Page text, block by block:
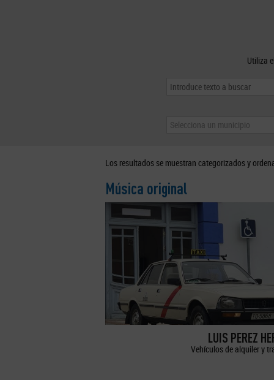
Utiliza
Selecciona un municipio
Los resultados se muestran categorizados y
Música original
LUIS PEREZ
Vehículos de alquiler y